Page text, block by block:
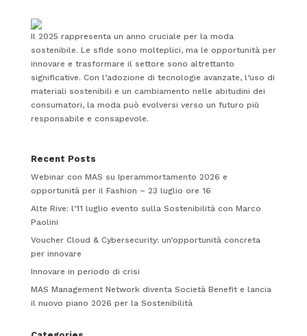
Il 2025 rappresenta un anno cruciale per la moda
sostenibile. Le sfide sono molteplici, ma le opportunità per
innovare e trasformare il settore sono altrettanto
significative. Con l’adozione di tecnologie avanzate, l’uso di
materiali sostenibili e un cambiamento nelle abitudini dei
consumatori, la moda può evolversi verso un futuro più
responsabile e consapevole.
Recent Posts
Webinar con MAS su Iperammortamento 2026 e
opportunità per il Fashion – 23 luglio ore 16
Alte Rive: l’11 luglio evento sulla Sostenibilità con Marco
Paolini
Voucher Cloud & Cybersecurity: un’opportunità concreta
per innovare
Innovare in periodo di crisi
MAS Management Network diventa Società Benefit e lancia
il nuovo piano 2026 per la Sostenibilità